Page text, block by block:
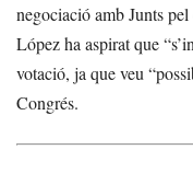
negociació amb Junts
López ha aspirat que
votació, ja que veu
Congrés.